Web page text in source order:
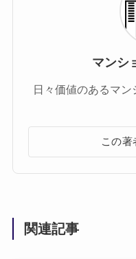
マンシ
日々価値のあるマ
この著
関連記事